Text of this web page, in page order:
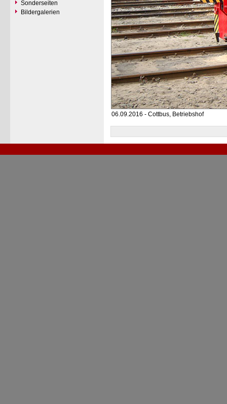
Sonderseiten
Bildergalerien
06.09.2016 - Cottbus, Betriebshof